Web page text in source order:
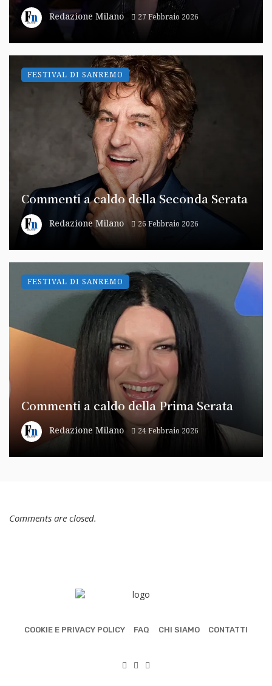
Redazione Milano 27 Febbraio 2026
Commenti a caldo della Seconda Serata
Redazione Milano 26 Febbraio 2026
FESTIVAL DI SANREMO
Commenti a caldo della Prima Serata
Redazione Milano 24 Febbraio 2026
FESTIVAL DI SANREMO
Comments are closed.
COOKIE E PRIVACY POLICY FAQ CHI SIAMO CONTATTI